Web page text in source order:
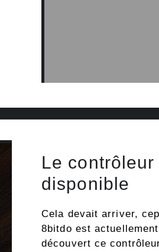
Le
disponible
Cela devait arriver,
8bitdo est
découvert ce